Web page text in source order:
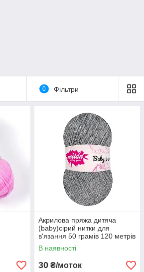
0 Фільтри
Акрилова пряжа дитяча
(baby)сірий нитки для
в'язання 50 грамів 120 метрів
В наявності
30 ₴/моток